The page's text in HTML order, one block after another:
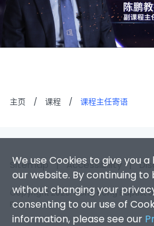
主页 / 课程 / 课程主任寄语
We use Cookies to give you
our website. By continuing to
without changing your
consenting to our use of
information, please see our
Sitemap |Accessibility |
Copyright 2026. Hong Kong Baptist
Reserved.